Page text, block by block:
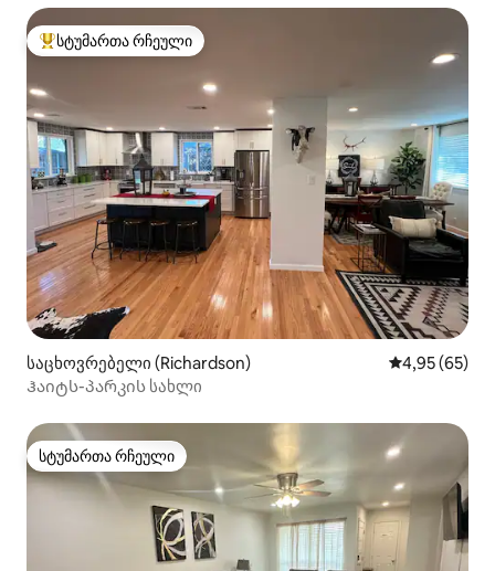
სტუმართა რჩეული მოწინავე ვარიანტი
სტუმართა რჩეული
საცხოვრებელი (Richardson) საშუალო
4,95 (65)
Ჰაიტს-პარკის სახლი
სტუმართა რჩეული
სტუმართა რჩეული